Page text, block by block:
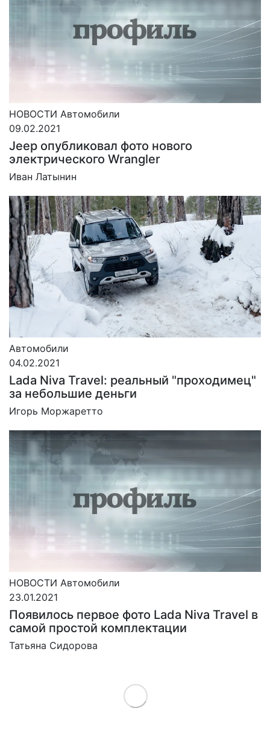
НОВОСТИ Автомобили
09.02.2021
Jeep опубликовал фото нового
электрического Wrangler
Иван Латынин
Автомобили
04.02.2021
Lada Niva Travel: реальный "проходимец"
за небольшие деньги
Игорь Моржаретто
НОВОСТИ Автомобили
23.01.2021
Появилось первое фото Lada Niva Travel в
самой простой комплектации
Татьяна Сидорова
Load More